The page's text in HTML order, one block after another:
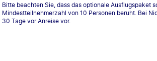
Bitte beachten Sie, dass das optionale Ausflugspaket
Mindestteilnehmerzahl von 10 Personen beruht. Bei
30 Tage vor Anreise vor.